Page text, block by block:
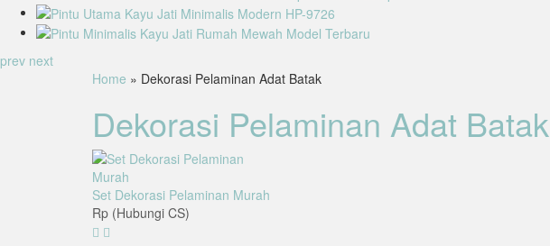
prev next
Home » Dekorasi Pelaminan Adat Batak
Dekorasi Pelaminan Adat Batak
Set Dekorasi Pelaminan Murah
Rp (Hubungi CS)